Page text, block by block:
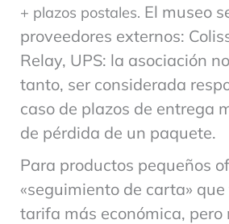
+ plazos postales. El museo
proveedores externos:
Relay, UPS: la asociación
tanto, ser considerada
caso de plazos de entrega
de pérdida de un paquete.
Para productos pequeños
«seguimiento de carta»
tarifa más económica, pero